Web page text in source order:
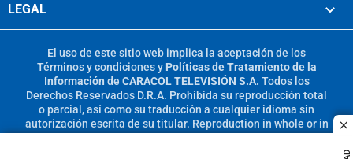
LEGAL
El uso de este sitio web implica la aceptación de los
Términos y condicionesy Políticas de Tratamiento de la
Información de CARACOL TELEVISIÓN S.A. Todos los
Derechos Reservados D.R.A. Prohibida su reproducción total
o parcial, así como su traducción a cualquier idioma sin
autorización escrita de su titular. Reproduction in whole or in